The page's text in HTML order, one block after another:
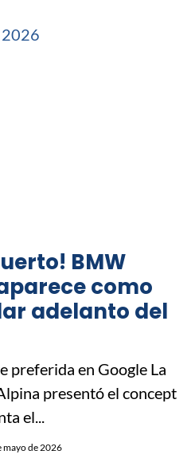
BMW
como
adelanto del
preferida en Google La
presentó el concept
el...
mayo de 2026